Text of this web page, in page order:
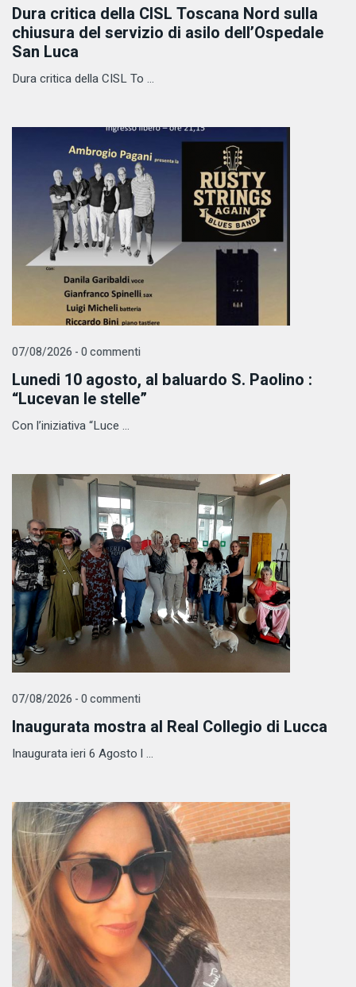
Dura critica della CISL Toscana Nord sulla
chiusura del servizio di asilo dell’Ospedale
San Luca
Dura critica della CISL To ...
07/08/2026 - 0 commenti
Lunedi 10 agosto, al baluardo S. Paolino :
“Lucevan le stelle”
Con l’iniziativa “Luce ...
07/08/2026 - 0 commenti
Inaugurata mostra al Real Collegio di Lucca
Inaugurata ieri 6 Agosto l ...